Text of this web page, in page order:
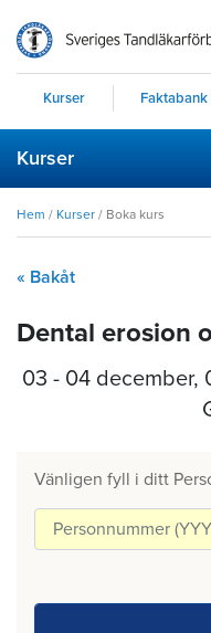
Kurser Faktabank
Kurser
Hem / Kurser / Boka kurs
« Bakåt
Dental erosion
03 - 04 december,
Vänligen fyll i ditt